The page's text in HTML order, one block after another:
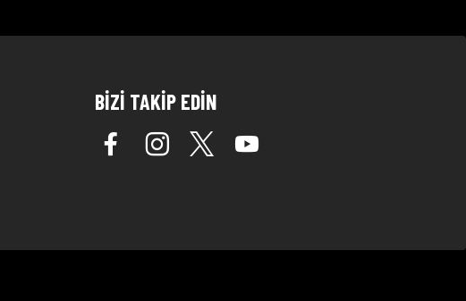
BİZİ TAKİP EDİN